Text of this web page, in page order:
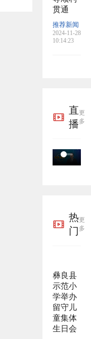
贯通
推荐新闻
2024-11-28
10:14:23
直
播
更
多
热
门
更
多
彝良县
示范小
学举办
留守儿
童集体
生日会